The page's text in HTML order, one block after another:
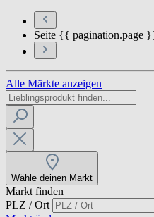
Seite {{ pagination.page
Alle Märkte anzeigen
Wähle deinen Markt
Markt finden
PLZ / Ort